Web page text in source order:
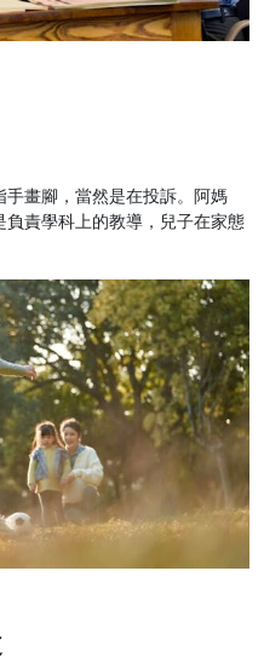
畫腳，當然是在投訴。阿媽
責學科上的教導，兒子在家態